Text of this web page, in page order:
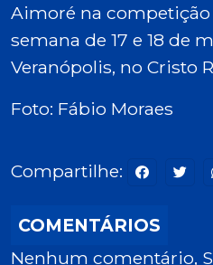
Aimoré na competição
semana de 17 e 18 de
Veranópolis, no Cristo
Foto: Fábio Moraes
Compartilhe:
COMENTÁRIOS
Nenhum comentário,